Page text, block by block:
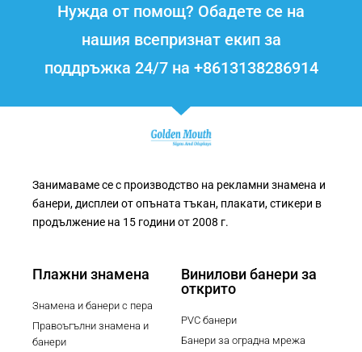
Нужда от помощ? Обадете се на
нашия всепризнат екип за
поддръжка 24/7 на +8613138286914
Занимаваме се с производство на рекламни знамена и
банери, дисплеи от опъната тъкан, плакати, стикери в
продължение на 15 години от 2008 г.
Плажни знамена
Знамена и банери с пера
Правоъгълни знамена и
банери
Винилови банери за
открито
PVC банери
Банери за оградна мрежа